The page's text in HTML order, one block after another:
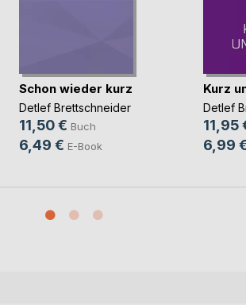
Schon wieder kurz
Detlef Brettschneider
11,50 € Buch
6,49 € E-Book
Kurz
Detlef
11,95
6,99